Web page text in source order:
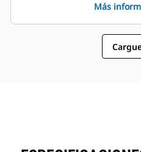
que
otros
La
el
hacen
opción
Más